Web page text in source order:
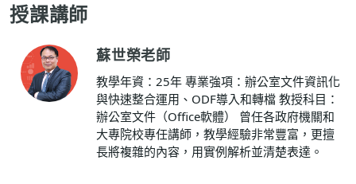
授課講師
蘇世榮老師
教學年資：25年 專業強項：辦公室文件資訊化
與快速整合運用、ODF導入和轉檔 教授科目：
辦公室文件（Office軟體） 曾任各政府機關和
大專院校專任講師，教學經驗非常豐富，更擅
長將複雜的內容，用實例解析並清楚表達。